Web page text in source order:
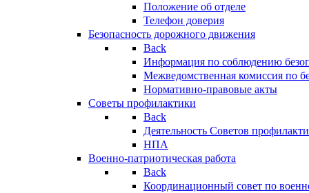
Положение об отделе
Телефон доверия
Безопасность дорожного движения
Back
Информация по соблюдению
Межведомственная комиссия по
Нормативно-правовые акты
Советы профилактики
Back
Деятельность Советов
НПА
Военно-патриотическая работа
Back
Координационный совет по